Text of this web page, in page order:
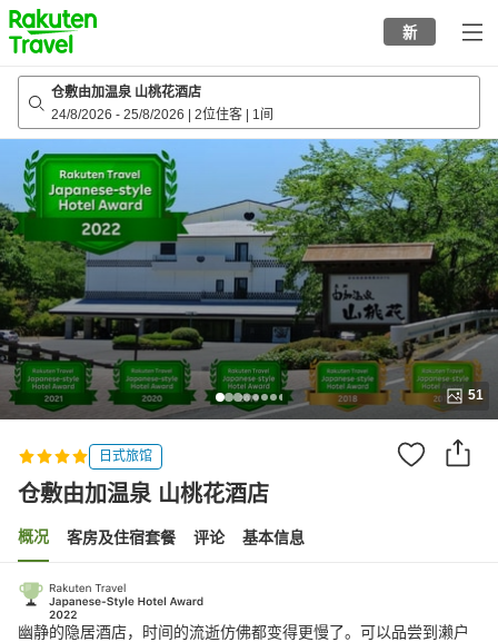
to
top
page
新
仓敷由加温泉 山桃花酒店
24/8/2026 - 25/8/2026 2位住客 1间
51
日式旅馆
仓敷由加温泉 山桃花酒店
概况 客房及住宿套餐 评论 基本信息
幽静的隐居酒店，时间的流逝仿佛都变得更慢了。可以品尝到濑户